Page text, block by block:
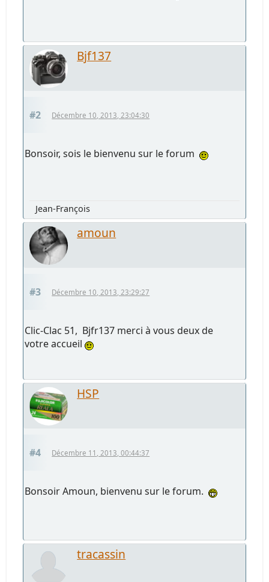
Bjf137
#2 Décembre 10, 2013, 23:04:30
Bonsoir, sois le bienvenu sur le forum
Jean-François
amoun
#3 Décembre 10, 2013, 23:29:27
Clic-Clac 51, Bjfr137 merci à vous deux de
votre accueil
HSP
#4 Décembre 11, 2013, 00:44:37
Bonsoir Amoun, bienvenu sur le forum.
tracassin